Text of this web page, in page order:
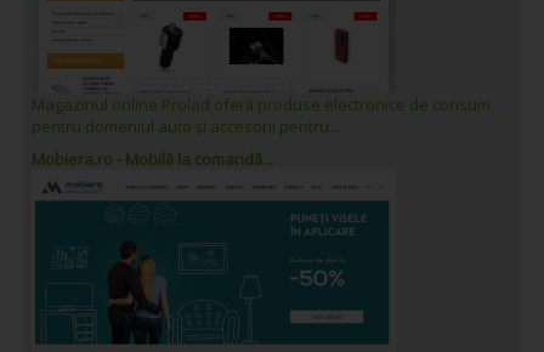
Magazinul online Prolad oferă produse electronice de consum
pentru domeniul auto și accesorii pentru...
Mobiera.ro - Mobilă la comandă...